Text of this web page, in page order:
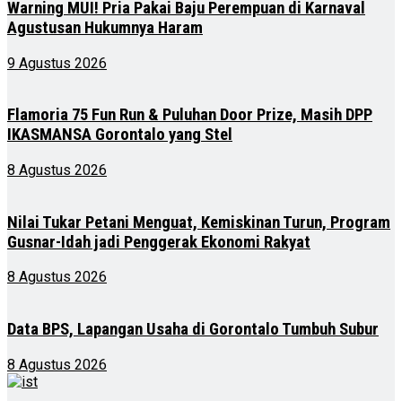
Warning MUI! Pria Pakai Baju Perempuan di Karnaval
Agustusan Hukumnya Haram
9 Agustus 2026
Flamoria 75 Fun Run & Puluhan Door Prize, Masih DPP
IKASMANSA Gorontalo yang Stel
8 Agustus 2026
Nilai Tukar Petani Menguat, Kemiskinan Turun, Program
Gusnar-Idah jadi Penggerak Ekonomi Rakyat
8 Agustus 2026
Data BPS, Lapangan Usaha di Gorontalo Tumbuh Subur
8 Agustus 2026